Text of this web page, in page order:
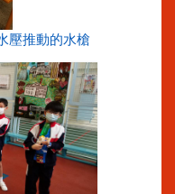
壓推動的水槍